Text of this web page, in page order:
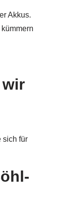
Akkus.
sich für